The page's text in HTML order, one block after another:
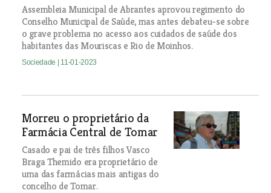
Assembleia Municipal de Abrantes aprovou regimento do
Conselho Municipal de Saúde, mas antes debateu-se sobre
o grave problema no acesso aos cuidados de saúde dos
habitantes das Mouriscas e Rio de Moinhos.
Sociedade | 11-01-2023
Morreu o proprietário da
Farmácia Central de Tomar
Casado e pai de três filhos Vasco
Braga Themido era proprietário de
uma das farmácias mais antigas do
concelho de Tomar.